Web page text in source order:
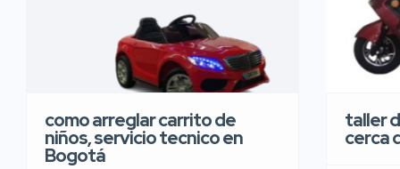
como arreglar carrito de
niños, servicio tecnico en
Bogotá
taller
cerca